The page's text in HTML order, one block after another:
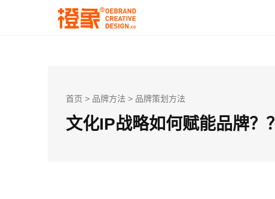
首页 > 品牌方法 > 品牌策划方法
文化IP战略如何赋能品牌？？